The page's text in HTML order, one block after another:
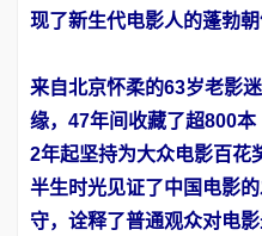
现了新生代电影人的蓬勃朝
来自北京怀柔的63岁老影
缘，47年间收藏了超800
2年起坚持为大众电影百花
半生时光见证了中国电影
守，诠释了普通观众对电影